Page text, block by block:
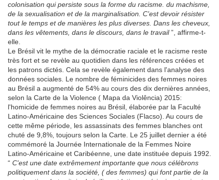
colonisation qui persiste sous la forme du racisme. du machisme,
de la sexualisation et de la marginalisation. C'est devoir résister
tout le temps et de manières les plus diverses. Dans les cheveux,
dans les vêtements, dans le discours, dans le travail”, affirme-t-
elle.
Le Brésil vit le mythe de la démocratie raciale et le racisme reste
très fort et se revèle au quotidien dans les références créées et
les patrons dictés. Cela se revèle également dans l'analyse des
données sociales. Le nombre de féminicides des femmes noires
au Brésil a augmenté de 54% au cours des dix dernières années,
selon la Carte de la Violence ( Mapa da Violência) 2015:
l'homicide de femmes noires au Brésil, élaborée par la Faculté
Latino-Américaine des Sciences Sociales (Flacso). Au cours de
cette même période, les assassinats des femmes blanches ont
chuté de 9,8%, toujours selon la Carte. Le 25 juillet dernier a été
commémoré la Journée Internationale de la Femmes Noire
Latino-Américaine et Caribéenne, une date instituée depuis 1992.
“ C'est une date extrêmement importante que nous célébrons
politiquement dans la société, ( des femmes) qui font partie de la